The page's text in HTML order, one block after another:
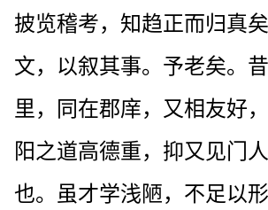
披览稽考，知趋正而归真
文，以叙其事。予老矣。
里，同在郡庠，又相友好
阳之道高德重，抑又见门
也。虽才学浅陋，不足以